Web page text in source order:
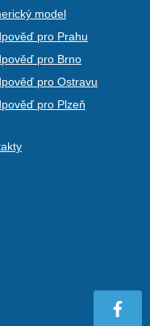
model
pro Prahu
pro Brno
pro Ostravu
pro Plzeň